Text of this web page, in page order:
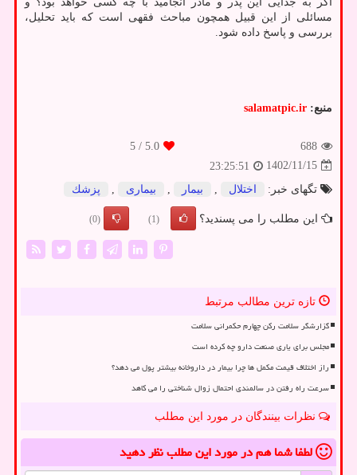
مسائلی از این قبیل همچون مباحث فقهی است که باید تحلیل،
بررسی و پاسخ داده شود.
منبع: salamatpic.ir
688
5.0
/ 5
1402/11/15
23:25:51
تگهای خبر:
اختلال , بیمار , بیماری , پزشك
این مطلب را می پسندید؟ (1)
(0)
تازه ترین مطالب مرتبط
گزارشگر سلامت رکن چهارم حکمرانی سلامت
مجلس برای یاری صنعت دارو چه کرده است
راز اختلاف قیمت مکمل ها چرا بیمار در داروخانه بیشتر پول می دهد؟
سرعت راه رفتن در سالمندی احتمال زوال شناختی را می کاهد
نظرات بینندگان در مورد این مطلب
لطفا شما همدر مورد این مطلبنظر دهید